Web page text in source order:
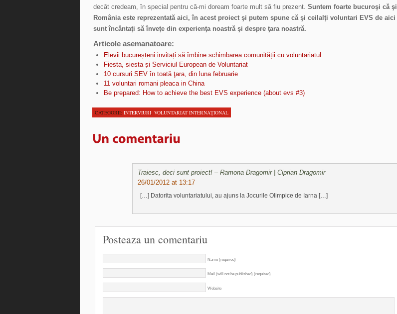
decât credeam, în special pentru că-mi doream foarte mult să fiu prezent. Suntem foarte bucuroşi că şi
România este reprezentată aici, în acest proiect şi putem spune că şi ceilalţi voluntari EVS de aici
sunt încântaţi să înveţe din experienţa noastră şi despre ţara noastră.
Articole asemanatoare:
Elevii bucureșteni invitați să îmbine schimbarea comunității cu voluntariatul
Fiesta, siesta și Serviciul European de Voluntariat
10 cursuri SEV în toată ţara, din luna februarie
11 voluntari romani pleaca in China
Be prepared: How to achieve the best EVS experience (about evs #3)
CATEGORII: INTERVIURI, VOLUNTARIAT INTERNAŢIONAL
Traiesc, deci sunt proiect! – Ramona Dragomir | Ciprian Dragomir
26/01/2012 at 13:17
[…] Datorita voluntariatului, au ajuns la Jocurile Olimpice de Iarna […]
Posteaza un comentariu
Name (required)
Mail (will not be published) (required)
Website